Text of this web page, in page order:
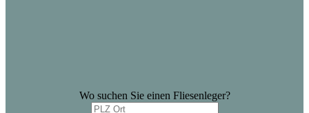
Wo suchen Sie einen Fliesenleger?